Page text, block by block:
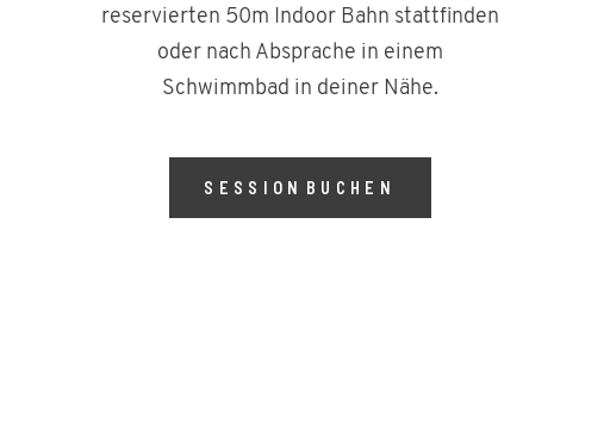
reservierten 50m Indoor Bahn stattfinden
oder nach Absprache in einem
Schwimmbad in deiner Nähe.
SESSION BUCHEN